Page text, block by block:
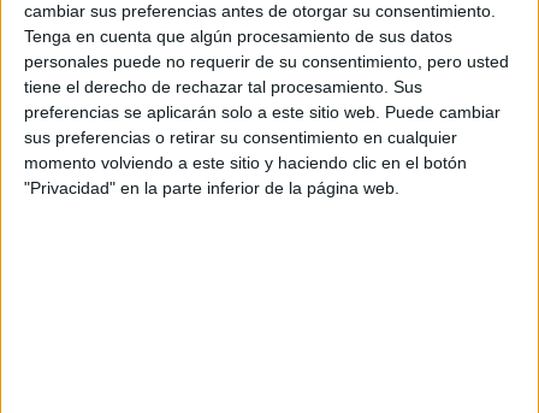
cambiar sus preferencias antes de otorgar su consentimiento.
Tenga en cuenta que algún procesamiento de sus datos
personales puede no requerir de su consentimiento, pero usted
tiene el derecho de rechazar tal procesamiento. Sus
preferencias se aplicarán solo a este sitio web. Puede cambiar
sus preferencias o retirar su consentimiento en cualquier
momento volviendo a este sitio y haciendo clic en el botón
"Privacidad" en la parte inferior de la página web.
Mundial masculina en Qatar del año pasado.
El presidente de la FIFA, Gianni Infantino, dijo a
principios de este año que espera que la Copa
Mundial masculina de 2026 y la femenina de 2027
tengan el mismo premio en metálico.
La Selección Argentina buscará el próximo lunes 24
de julio arrancar de la mejor forma y tratar de